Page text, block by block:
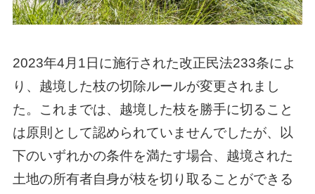
2023年4月1日に施行された改正民法233条によ
り、越境した枝の切除ルールが変更されまし
た。これまでは、越境した枝を勝手に切ること
は原則として認められていませんでしたが、以
下のいずれかの条件を満たす場合、越境された
土地の所有者自身が枝を切り取ることができる